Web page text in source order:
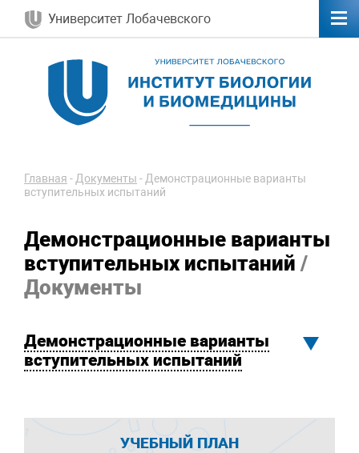
Университет Лобачевского
Главная -Документы -Демонстрационные варианты
вступительных испытаний
Демонстрационные варианты
вступительных испытаний /
Документы
Демонстрационные варианты
вступительных испытаний
УЧЕБНЫЙ ПЛАН